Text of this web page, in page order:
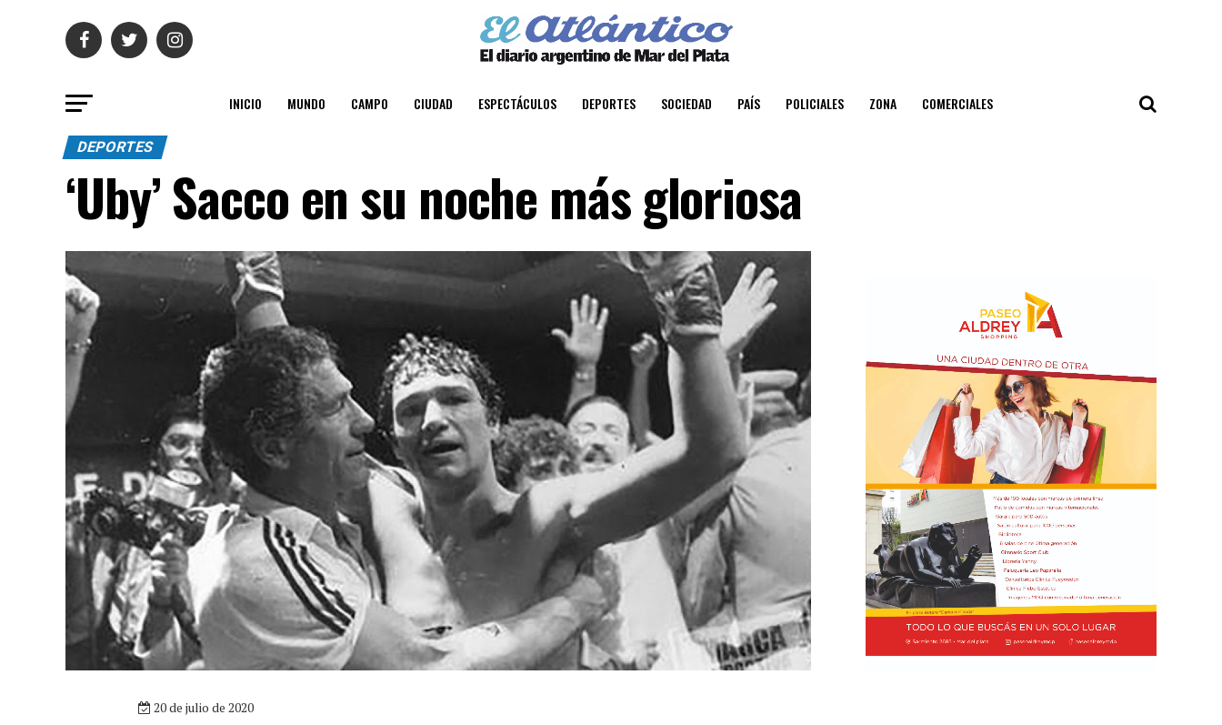
INICIO MUNDO CAMPO CIUDAD ESPECTÁCULOS DEPORTES SOCIEDAD PAÍS POLICIALES ZONA COMERCIALES
DEPORTES
‘Uby’ Sacco en su noche más gloriosa
20 de julio de 2020